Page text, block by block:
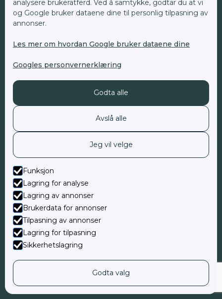
analysere brukeratferd. Ved å samtykke, godtar du at vi
og Google bruker dataene dine til personlig tilpasning av
annonser.
Les mer om hvordan Google bruker dataene dine
Googles personvernerklæring
Avslå alle
Jeg vil velge
Godta alle
Funksjon
Lagring for analyse
Lagring av annonser
Brukerdata for annonser
Tilpasning av annonser
Lagring for tilpasning
Sikkerhetslagring
Godta valg
Nyheter
Kontakt oss
Bestill time
Tjenester
Privat psykiater
ADHD-utredning og behandling
Autismeutredning
Nevropsykolog
Søvnvansker
Nevrofeedback